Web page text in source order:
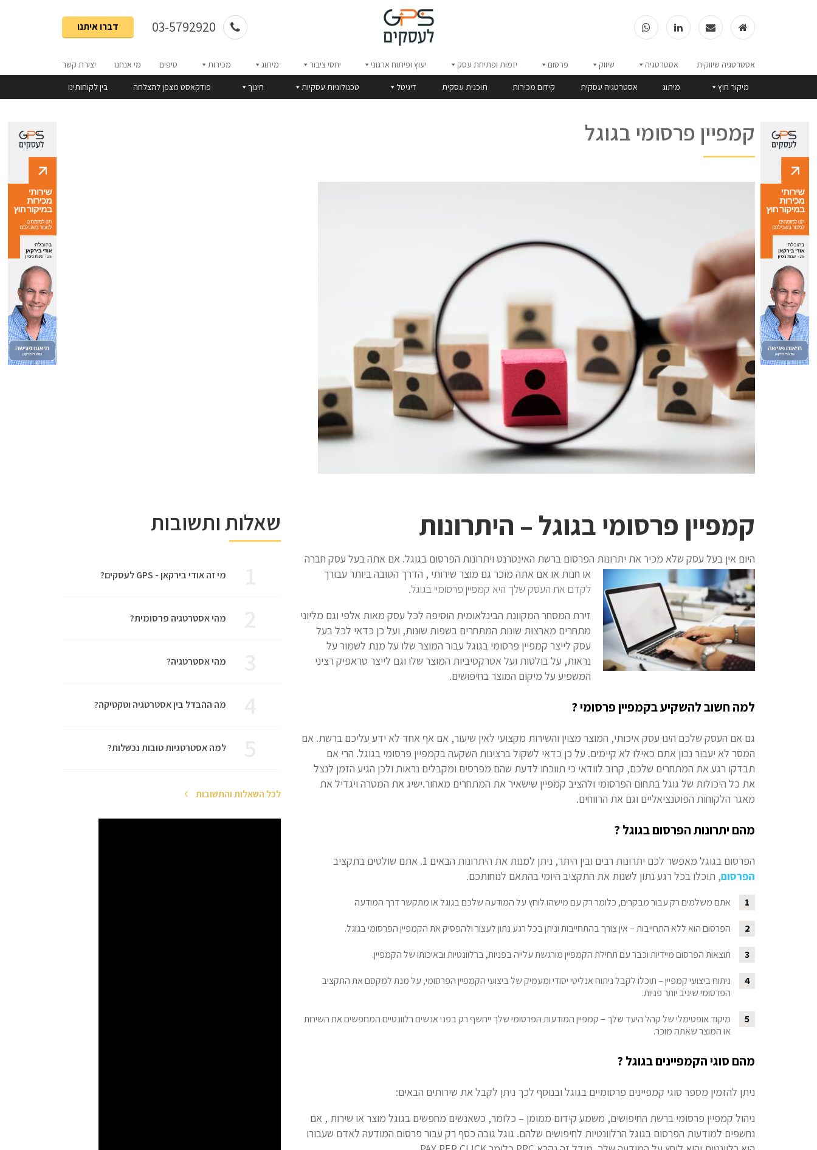
דברו איתנו
אסטרטגיה שיווקית אסטרטגיה שיווק פרסום יזמות ופתיחת עסק יעוץ ופיתוח ארגוני יחסי ציבור מיתוג מכירות טיפים מי אנחנו יצירת קשר
מיקור חוץ מיתוג אסטרטגיה עסקית קידום מכירות תוכנית עסקית דיגיטל טכנולוגיות עסקיות חינוך פודקאסט מצפן להצלחה בין לקוחותינו
קמפיין פרסומי בגוגל
קמפיין פרסומי בגוגל – היתרונות
היום אין בעל עסק שלא מכיר את יתרונות הפרסום ברשת האינטרנט ויתרונות הפרסום בגוגל. אם אתה בעל עסק חברה
או חנות או אם אתה מוכר גם מוצר שירותי , הדרך הטובה ביותר עבורך
לקדם את העסק שלך היא קמפיין פרסומיי בגוגל.
זירת המסחר המקוונת הבינלאומית הוסיפה לכל עסק מאות אלפי וגם מליוני
מתחרים מארצות שונות המתחרים בשפות שונות, ועל כן כדאי לכל בעל
עסק לייצר קמפיין פרסומי בגוגל עבור המוצר שלו על מנת לשמור על
נראות, על בולטות ועל אטרקטיביות המוצר שלו וגם לייצר טראפיק רציני
המשפיע על מיקום המוצר בחיפושים.
למה חשוב להשקיע בקמפיין פרסומי ?
גם אם העסק שלכם הינו עסק איכותי, המוצר מצוין והשירות מקצועי לאין שיעור, אם אף אחד לא ידע עליכם ברשת. אם
המסר לא יעבור נכון אתם כאילו לא קיימים. על כן כדאי לשקול ברצינות השקעה בקמפיין פרסומי בגוגל. הרי אם
תבדקו רגע את המתחרים שלכם, קרוב לוודאי כי תווכחו לדעת שהם מפרסים ומקבלים נראות ולכן הגיע הזמן לנצל
את כל היכולות של גוגל בתחום הפרסומי ולהציב קמפיין שישאיר את המתחרים מאחור.ישיג את המטרה ויגדיל את
מאגר הלקוחות הפוטנציאליים וגם את הרווחים.
מהם יתרונות הפרסום בגוגל ?
הפרסום בגוגל מאפשר לכם יתרונות רבים ובין היתר, ניתן למנות את היתרונות הבאים 1. אתם שולטים בתקציב
הפרסום, תוכלו בכל רגע נתון לשנות את התקציב היומי בהתאם לנוחותכם.
1 אתם משלמים רק עבור מבקרים, כלומר רק עם מישהו לוחץ על המודעה שלכם בגוגל או מתקשר דרך המודעה
2 הפרסום הוא ללא התחייבות – אין צורך בהתחייבות וניתן בכל רגע נתון לעצור ולהפסיק את הקמפיין הפרסומי בגוגל.
3 תוצאות הפרסום מיידיות וכבר עם תחילת הקמפיין מורגשת עלייה בפניות, ברלוונטיות ובאיכותו של הקמפיין.
4
ניתוח ביצועי קמפיין – תוכלו לקבל ניתוח אנליטי יסודי ומעמיק של ביצועי הקמפיין הפרסומי, על מנת למקסם את התקציב
הפרסומי שיניב יותר פניות.
5
מיקוד אופטימלי של קהל היעד שלך – קמפיין המודעות הפרסומי שלך ייחשף רק בפני אנשים רלוונטיים המחפשים את השירות
או המוצר שאתה מוכר.
מהם סוגי הקמפיינים בגוגל ?
ניתן להזמין מספר סוגי קמפיינים פרסומיים בגוגל ובנוסף לכך ניתן לקבל את שירותים הבאים:
ניהול קמפיין פרסומי ברשת החיפושים, משמע קידום ממומן – כלומר, כשאנשים מחפשים בגוגל מוצר או שירות , אם
נחשפים למודעות הפרסום בגוגל הרלוונטיות לחיפושים שלהם. גוגל גובה כסף רק עבור פרסום המודעה לאדם שעבורו
שאלות ותשובות
מי זה אודי בירקאן - GPS לעסקים?
מהי אסטרטגיה פרסומית?
מהי אסטרטגיה?
מה ההבדל בין אסטרטגיה וטקטיקה?
למה אסטרטגיות טובות נכשלות?
לכל השאלות והתשובות